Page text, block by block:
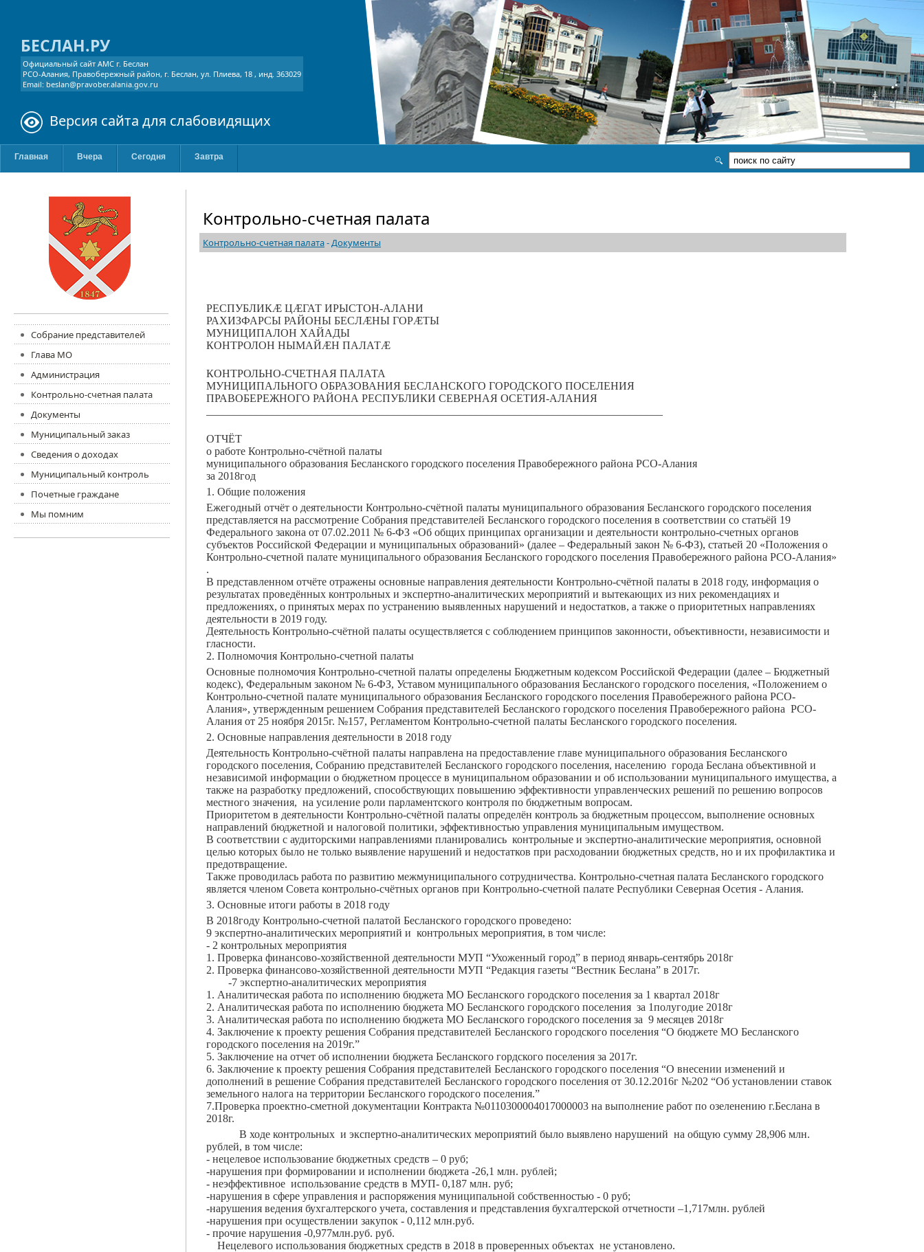
БЕСЛАН.РУ
Официальный сайт АМС г. Беслан
РСО-Алания, Правобережный район, г. Беслан, ул. Плиева, 18 , инд. 363029
Email: beslan@pravober.alania.gov.ru
Версия сайта для слабовидящих
Главная Вчера Сегодня Завтра
Собрание представителей
Глава МО
Администрация
Контрольно-счетная палата
Документы
Муниципальный заказ
Сведения о доходах
Муниципальный контроль
Почетные граждане
Мы помним
Контрольно-счетная палата
Контрольно-счетная палата-Документы
РЕСПУБЛИКÆ ЦÆГАТ ИРЫСТОН-АЛАНИ
РАХИЗФАРСЫ РАЙОНЫ БЕСЛÆНЫ ГОРÆТЫ
МУНИЦИПАЛОН ХАЙАДЫ
КОНТРОЛОН НЫМАЙÆН ПАЛАТÆ
КОНТРОЛЬНО-СЧЕТНАЯ ПАЛАТА
МУНИЦИПАЛЬНОГО ОБРАЗОВАНИЯ БЕСЛАНСКОГО ГОРОДСКОГО ПОСЕЛЕНИЯ
ПРАВОБЕРЕЖНОГО РАЙОНА РЕСПУБЛИКИ СЕВЕРНАЯ ОСЕТИЯ-АЛАНИЯ
ОТЧЁТ
о работе Контрольно-счётной палаты
муниципального образования Бесланского городского поселения Правобережного района РСО-Алания
за 2018год
1. Общие положения
Ежегодный отчёт о деятельности Контрольно-счётной палаты муниципального образования Бесланского городского поселения
представляется на рассмотрение Собрания представителей Бесланского городского поселения в соответствии со статьёй 19
Федерального закона от 07.02.2011 № 6-ФЗ «Об общих принципах организации и деятельности контрольно-счетных органов
субъектов Российской Федерации и муниципальных образований» (далее – Федеральный закон № 6-ФЗ), статьей 20 «Положения о
Контрольно-счетной палате муниципального образования Бесланского городского поселения Правобережного района РСО-Алания»
.
В представленном отчёте отражены основные направления деятельности Контрольно-счётной палаты в 2018 году, информация о
результатах проведённых контрольных и экспертно-аналитических мероприятий и вытекающих из них рекомендациях и
предложениях, о принятых мерах по устранению выявленных нарушений и недостатков, а также о приоритетных направлениях
деятельности в 2019 году.
Деятельность Контрольно-счётной палаты осуществляется с соблюдением принципов законности, объективности, независимости и
гласности.
2. Полномочия Контрольно-счетной палаты
Основные полномочия Контрольно-счетной палаты определены Бюджетным кодексом Российской Федерации (далее – Бюджетный
кодекс), Федеральным законом № 6-ФЗ, Уставом муниципального образования Бесланского городского поселения, «Положением о
Контрольно-счетной палате муниципального образования Бесланского городского поселения Правобережного района РСО-
Алания», утвержденным решением Собрания представителей Бесланского городского поселения Правобережного района РСО-
Алания от 25 ноября 2015г. №157, Регламентом Контрольно-счетной палаты Бесланского городского поселения.
2. Основные направления деятельности в 2018 году
Деятельность Контрольно-счётной палаты направлена на предоставление главе муниципального образования Бесланского
городского поселения, Собранию представителей Бесланского городского поселения, населению города Беслана объективной и
независимой информации о бюджетном процессе в муниципальном образовании и об использовании муниципального имущества, а
также на разработку предложений, способствующих повышению эффективности управленческих решений по решению вопросов
местного значения, на усиление роли парламентского контроля по бюджетным вопросам.
Приоритетом в деятельности Контрольно-счётной палаты определён контроль за бюджетным процессом, выполнение основных
направлений бюджетной и налоговой политики, эффективностью управления муниципальным имуществом.
В соответствии с аудиторскими направлениями планировались контрольные и экспертно-аналитические мероприятия, основной
целью которых было не только выявление нарушений и недостатков при расходовании бюджетных средств, но и их профилактика и
предотвращение.
Также проводилась работа по развитию межмуниципального сотрудничества. Контрольно-счетная палата Бесланского городского
является членом Совета контрольно-счётных органов при Контрольно-счетной палате Республики Северная Осетия - Алания.
3. Основные итоги работы в 2018 году
В 2018году Контрольно-счетной палатой Бесланского городского проведено:
9 экспертно-аналитических мероприятий и контрольных мероприятия, в том числе:
- 2 контрольных мероприятия
1. Проверка финансово-хозяйственной деятельности МУП “Ухоженный город” в период январь-сентябрь 2018г
2. Проверка финансово-хозяйственной деятельности МУП “Редакция газеты “Вестник Беслана” в 2017г.
-7 экспертно-аналитических мероприятия
1. Аналитическая работа по исполнению бюджета МО Бесланского городского поселения за 1 квартал 2018г
2. Аналитическая работа по исполнению бюджета МО Бесланского городского поселения за 1полугодие 2018г
3. Аналитическая работа по исполнению бюджета МО Бесланского городского поселения за 9 месяцев 2018г
4. Заключение к проекту решения Собрания представителей Бесланского городского поселения “О бюджете МО Бесланского
городского поселения на 2019г.”
5. Заключение на отчет об исполнении бюджета Бесланского гордского поселения за 2017г.
6. Заключение к проекту решения Собрания представителей Бесланского городского поселения “О внесении изменений и
дополнений в решение Собрания представителей Бесланского городского поселения от 30.12.2016г №202 “Об установлении ставок
земельного налога на территории Бесланского городского поселения.”
7.Проверка проектно-сметной документации Контракта №0110300004017000003 на выполнение работ по озеленению г.Беслана в
2018г.
В ходе контрольных и экспертно-аналитических мероприятий было выявлено нарушений на общую сумму 28,906 млн.
рублей, в том числе:
- нецелевое использование бюджетных средств – 0 руб;
-нарушения при формировании и исполнении бюджета -26,1 млн. рублей;
- неэффективное использование средств в МУП- 0,187 млн. руб;
-нарушения в сфере управления и распоряжения муниципальной собственностью - 0 руб;
-нарушения ведения бухгалтерского учета, составления и представления бухгалтерской отчетности –1,717млн. рублей
-нарушения при осуществлении закупок - 0,112 млн.руб.
- прочие нарушения -0,977млн.руб. руб.
Нецелевого использования бюджетных средств в 2018 в проверенных объектах не установлено.